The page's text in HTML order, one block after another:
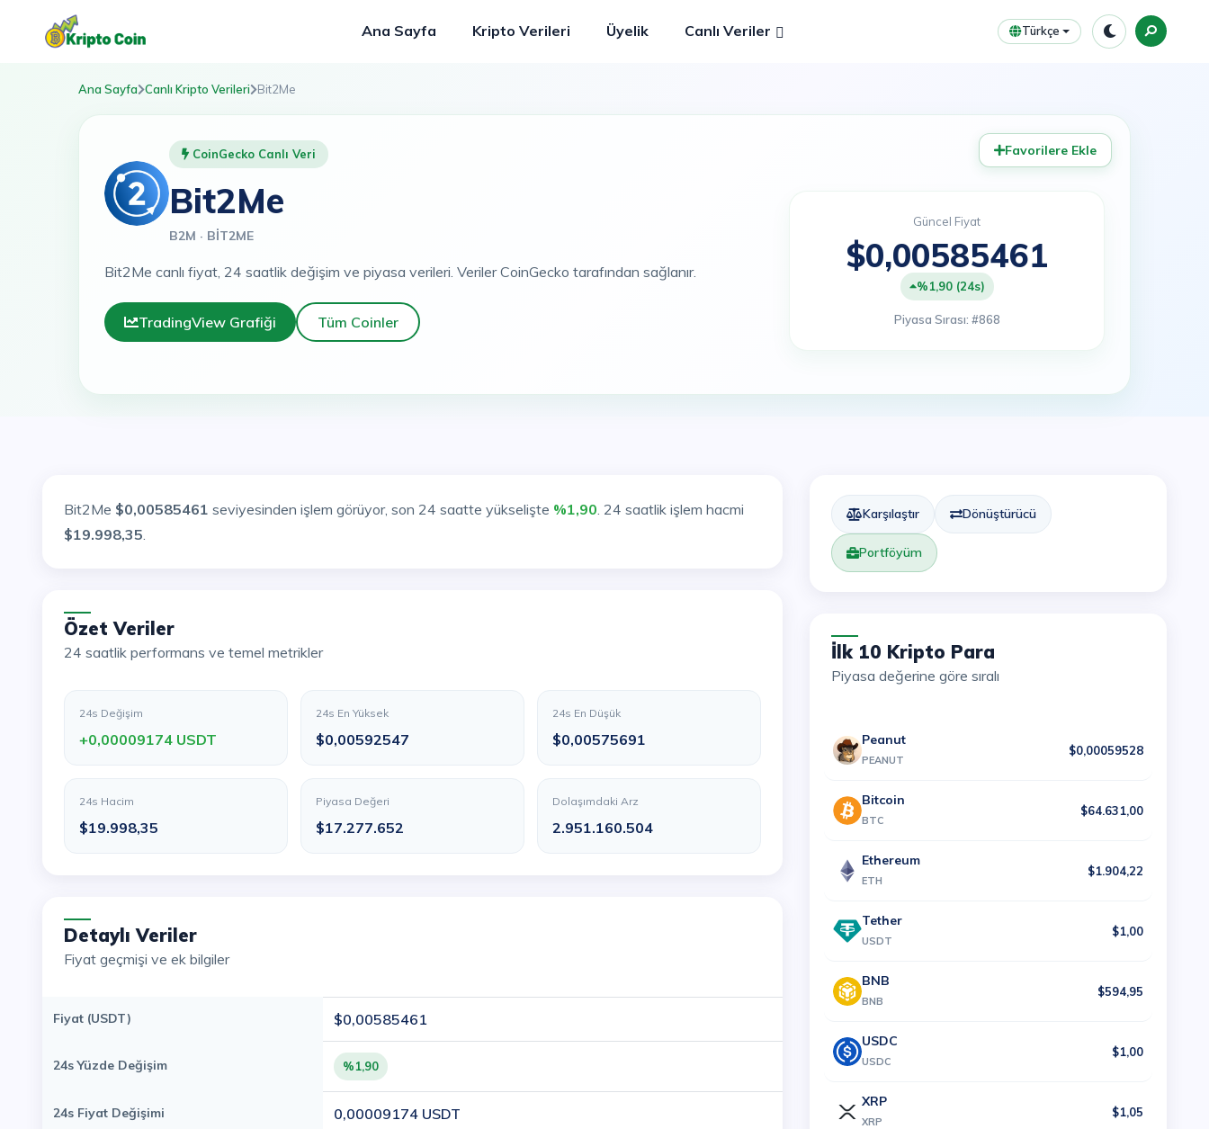
Ana Sayfa Kripto Verileri Üyelik Canlı Veriler Türkçe
Ana Sayfa Canlı Kripto Verileri Bit2Me
Favorilere Ekle
CoinGecko Canlı Veri
Bit2Me
B2M · BIT2ME
Bit2Me canlı fiyat, 24 saatlik değişim ve piyasa verileri. Veriler CoinGecko tarafından sağlanır.
TradingView Grafiği Tüm Coinler
Güncel Fiyat
$0,00585461
%1,90 (24s)
Piyasa Sırası: #868
Bit2Me $0,00585461 seviyesinden işlem görüyor, son 24 saatte yükselişte %1,90. 24 saatlik işlem hacmi
$19.998,35.
Özet Veriler
24 saatlik performans ve temel metrikler
24s Değişim
+0,00009174 USDT
24s En Yüksek
$0,00592547
24s En Düşük
$0,00575691
24s Hacim
$19.998,35
Piyasa Değeri
$17.277.652
Dolaşımdaki Arz
2.951.160.504
Detaylı Veriler
Fiyat geçmişi ve ek bilgiler
Fiyat (USDT) $0,00585461
24s Yüzde Değişim %1,90
24s Fiyat Değişimi 0,00009174 USDT
Karşılaştır Dönüştürücü
Portföyüm
İlk 10 Kripto Para
Piyasa değerine göre sıralı
Peanut
PEANUT
$0,00059528
Bitcoin
BTC
$64.631,00
Ethereum
ETH
$1.904,22
Tether
USDT
$1,00
BNB
BNB
$594,95
USDC
USDC
$1,00
XRP
XRP
$1,05